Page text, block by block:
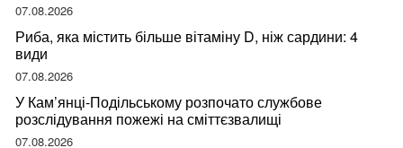
07.08.2026
Риба, яка містить більше вітаміну D, ніж сардини: 4
види
07.08.2026
У Кам’янці-Подільському розпочато службове
розслідування пожежі на сміттєзвалищі
07.08.2026